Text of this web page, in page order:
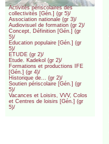
Activités périscolaires des
collectivités [Gén.] (gr 5)/
Association nationale (gr 3)/
Audiovisuel de formation (gr 2)/
Concept, Définition [Gén.] (gr
5)/
Education populaire [Gén.] (gr
5)/
ETUDE (gr 2)/
Etude. Kadekol (gr 2)/
Formations et productions IFE
[Gén.] (gr 4)/
Historique de... (gr 2)/
Soutien périscolaire [Gén.] (gr
5)/
Vacances et Loisirs, VVV, Colos
et Centres de loisirs [Gén.] (gr
5)/